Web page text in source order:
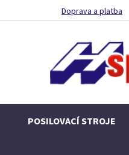
Doprava a platba
POSILOVACÍ STROJE